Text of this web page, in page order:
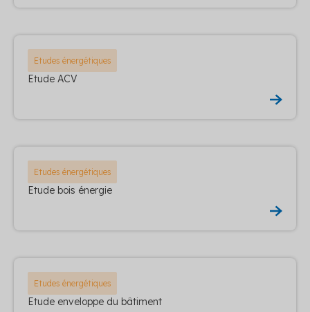
Etudes énergétiques
Etude ACV
Etudes énergétiques
Etude bois énergie
Etudes énergétiques
Etude enveloppe du bâtiment